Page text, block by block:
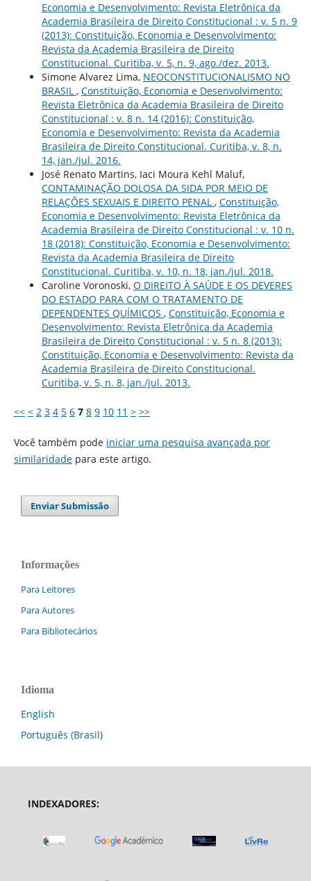
Economia e Desenvolvimento: Revista Eletrônica da
Academia Brasileira de Direito Constitucional : v. 5 n. 9
(2013): Constituição, Economia e Desenvolvimento:
Revista da Academia Brasileira de Direito
Constitucional. Curitiba, v. 5, n. 9, ago./dez. 2013.
Simone Alvarez Lima, NEOCONSTITUCIONALISMO NO
BRASIL , Constituição, Economia e Desenvolvimento:
Revista Eletrônica da Academia Brasileira de Direito
Constitucional : v. 8 n. 14 (2016): Constituição,
Economia e Desenvolvimento: Revista da Academia
Brasileira de Direito Constitucional. Curitiba, v. 8, n.
14, jan./jul. 2016.
José Renato Martins, Iaci Moura Kehl Maluf,
CONTAMINAÇÃO DOLOSA DA SIDA POR MEIO DE
RELAÇÕES SEXUAIS E DIREITO PENAL , Constituição,
Economia e Desenvolvimento: Revista Eletrônica da
Academia Brasileira de Direito Constitucional : v. 10 n.
18 (2018): Constituição, Economia e Desenvolvimento:
Revista da Academia Brasileira de Direito
Constitucional. Curitiba, v. 10, n. 18, jan./jul. 2018.
Caroline Voronoski, O DIREITO À SAÚDE E OS DEVERES
DO ESTADO PARA COM O TRATAMENTO DE
DEPENDENTES QUÍMICOS , Constituição, Economia e
Desenvolvimento: Revista Eletrônica da Academia
Brasileira de Direito Constitucional : v. 5 n. 8 (2013):
Constituição, Economia e Desenvolvimento: Revista da
Academia Brasileira de Direito Constitucional.
Curitiba, v. 5, n. 8, jan./jul. 2013.
<< < 2 3 4 5 6 7 8 9 10 11 > >>
Você também pode iniciar uma pesquisa avançada por
similaridadepara este artigo.
Enviar Submissão
Informações
Para Leitores
Para Autores
Para Bibliotecários
Idioma
English
Português (Brasil)
INDEXADORES: